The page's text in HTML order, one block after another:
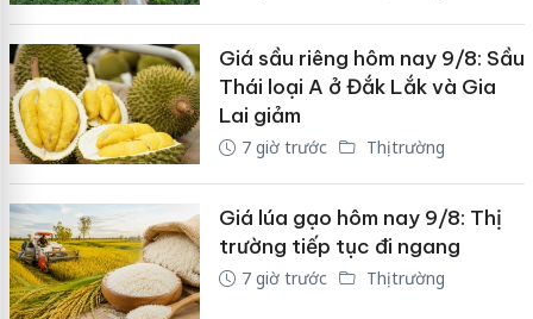
Giá sầu riêng hôm nay 9/8: Sầu
Thái loại A ở Đắk Lắk và Gia
Lai giảm
7 giờ trước Thị trường
Giá lúa gạo hôm nay 9/8: Thị
trường tiếp tục đi ngang
7 giờ trước Thị trường